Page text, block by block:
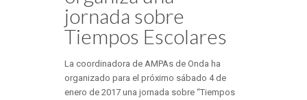
jornada sobre
Tiempos Escolares
La coordinadora de AMPAs de Onda ha
organizado para el próximo sábado 4 de
enero de 2017 una jornada sobre “Tiempos